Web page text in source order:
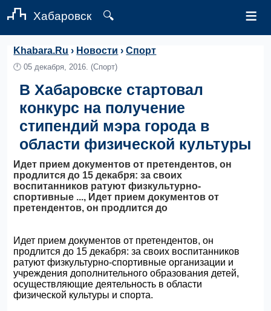
Хабаровск 🔍 ≡
Khabara.Ru › Новости ›Спорт
🕛05 декабря, 2016. (Спорт)
В Хабаровске стартовал
конкурс на получение
стипендий мэра города в
области физической культуры
Идет прием документов от претендентов, он
продлится до 15 декабря: за своих
воспитанников ратуют физкультурно-
спортивные ..., Идет прием документов от
претендентов, он продлится до
Идет прием документов от претендентов, он
продлится до 15 декабря: за своих воспитанников
ратуют физкультурно-спортивные организации и
учреждения дополнительного образования детей,
осуществляющие деятельность в области
физической культуры и спорта.